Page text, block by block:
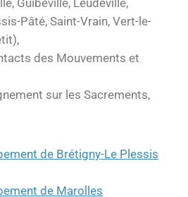
Guibeville, Leudeville,
Pâté, Saint-Vrain, Vert-le-
des Mouvements et
sur les Sacrements,
de Brétigny-Le Plessis
de Marolles